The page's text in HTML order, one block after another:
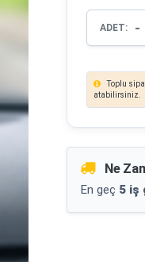
ADET: -
Toplu
atabilirsiniz.
Ne
En geç 5 iş